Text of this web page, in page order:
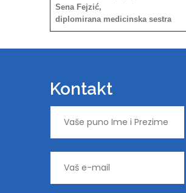
Sena Fejzić,
diplomirana medicinska sestra
Kontakt